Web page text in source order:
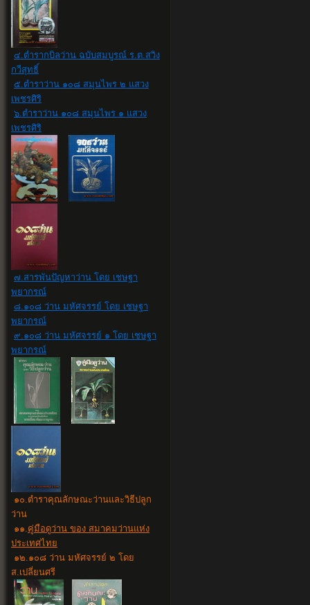
๔.ตำรากบิลว่าน ฉบับสมบูรณ์ ร.ต.สวิง
กวีสุทธิ์
๕.ตำราว่าน ๑๐๘ สมุนไพร ๒ แสวง
เพชรศิริ
๖.ตำราว่าน ๑๐๘ สมุนไพร ๑ แสวง
เพชรศิริ
๗.สารพันปัญหาว่าน โดย เชษฐา
พยากรณ์
๘.๑๐๘ ว่าน มหัศจรรย์ โดย เชษฐา
พยากรณ์
๙.๑๐๘ ว่าน มหัศจรรย์ ๑ โดย เชษฐา
พยากรณ์
๑๐.ตำราคุณลักษณะว่านและวิธีปลูก
ว่าน
๑๑.คู่มือดูว่าน ของ สมาคมว่านแห่ง
ประเทศไทย
๑๒.๑๐๘ ว่าน มหัศจรรย์ ๒ โดย
ส.เปลี่ยนศรี